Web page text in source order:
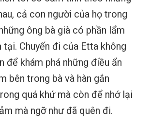
cả con người của họ trong
ông bà già có phần lẩm
tại. Chuyến đi của Etta không
để khám phá những điều ẩn
bên trong bà và hàn gắn
quá khứ mà còn để nhớ lại
mà ngỡ như đã quên đi.